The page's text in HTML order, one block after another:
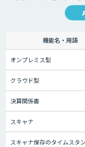
機能名・用語
オンプレミス型
クラウド型
決算関係書
スキャナ
スキャナ保存のタイムスタ